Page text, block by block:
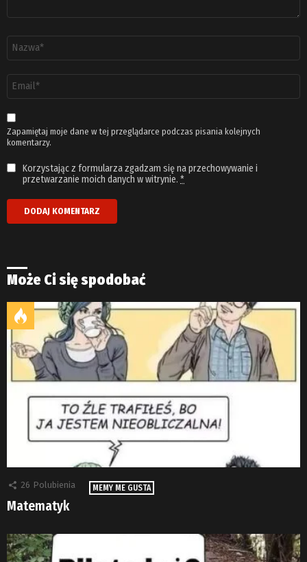
email
*
Zapamiętaj moje dane w tej przeglądarce podczas pisania kolejnych
komentarzy.
Korzystając z formularza zgadzam się na przechowywanie i
przetwarzanie moich danych w witrynie. *
Może Ci się spodobać
26 Polubienia MEMY ME GUSTA
Matematyk